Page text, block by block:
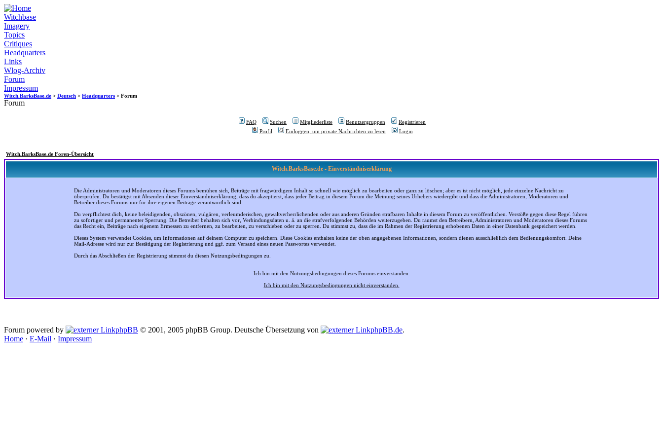
Witchbase
Imagery
Topics
Critiques
Headquarters
Links
Wlog-Archiv
Forum
Impressum
Witch.BarksBase.de > Deutsch > Headquarters > Forum
Forum
FAQ Suchen Mitgliederliste Benutzergruppen
Registrieren
Profil
Einloggen, um private Nachrichten zu lesen Login
Witch.BarksBase.de Foren-Übersicht
Witch.BarksBase.de - Einverständniserklärung
Die Administratoren und Moderatoren dieses Forums bemühen sich, Beiträge mit fragwürdigem Inhalt so schnell wie möglich zu bearbeiten oder ganz zu löschen; aber es ist nicht möglich, jede einzelne Nachricht zu
überprüfen. Du bestätigst mit Absenden dieser Einverständniserklärung, dass du akzeptierst, dass jeder Beitrag in diesem Forum die Meinung seines Urhebers wiedergibt und dass die Administratoren, Moderatoren und
Betreiber dieses Forums nur für ihre eigenen Beiträge verantwortlich sind.
Du verpflichtest dich, keine beleidigenden, obszönen, vulgären, verleumderischen, gewaltverherrlichenden oder aus anderen Gründen strafbaren Inhalte in diesem Forum zu veröffentlichen. Verstöße gegen diese Regel führen
zu sofortiger und permanenter Sperrung. Die Betreiber behalten sich vor, Verbindungsdaten u. ä. an die strafverfolgenden Behörden weiterzugeben. Du räumst den Betreibern, Administratoren und Moderatoren dieses Forums
das Recht ein, Beiträge nach eigenem Ermessen zu entfernen, zu bearbeiten, zu verschieben oder zu sperren. Du stimmst zu, dass die im Rahmen der Registrierung erhobenen Daten in einer Datenbank gespeichert werden.
Dieses System verwendet Cookies, um Informationen auf deinem Computer zu speichern. Diese Cookies enthalten keine der oben angegebenen Informationen, sondern dienen ausschließlich dem Bedienungskomfort. Deine
Mail-Adresse wird nur zur Bestätigung der Registrierung und ggf. zum Versand eines neuen Passwortes verwendet.
Durch das Abschließen der Registrierung stimmst du diesen Nutzungsbedingungen zu.
Ich bin mit den Nutzungsbedingungen dieses Forums einverstanden.
Ich bin mit den Nutzungsbedingungen nicht einverstanden.
Forum powered by phpBB © 2001, 2005 phpBB Group. Deutsche Übersetzung von phpBB.de.
Home · E-Mail · Impressum